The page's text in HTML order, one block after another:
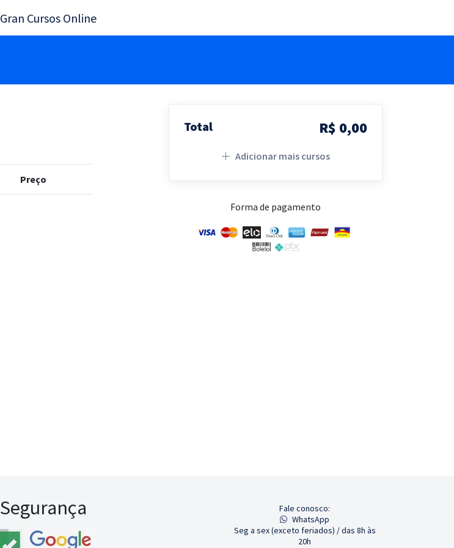
Preço
Total R$ 0,00
Adicionar mais cursos
Forma de pagamento
Segurança
Fale conosco:
WhatsApp
Seg a sex (exceto feriados) / das 8h às
20h